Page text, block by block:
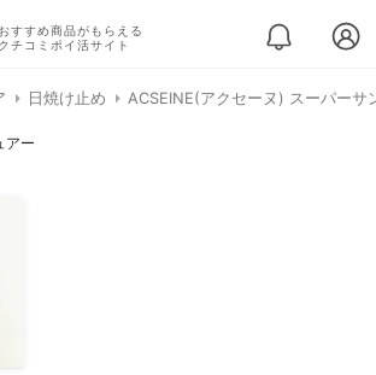
おすすめ商品がもらえる
クチコミポイ活サイト
日焼け止め ACSEINE(アクセーヌ) スーパー
アー